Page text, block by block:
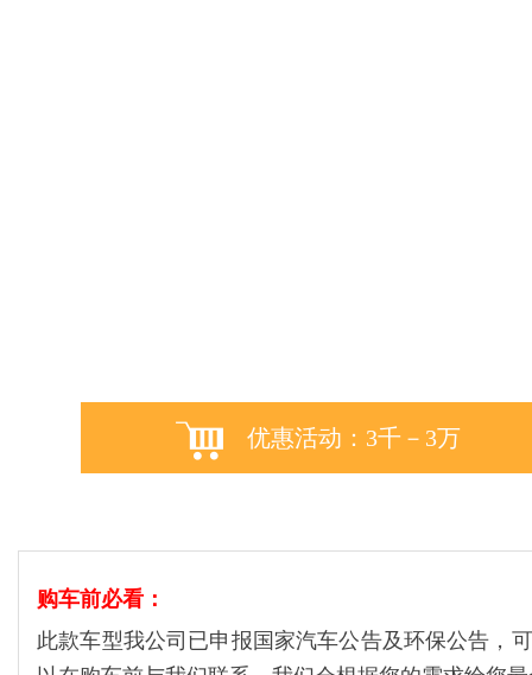
优惠活动：3千－3万
购车前必看：
此款车型我公司已申报国家汽车公告及环保公告，